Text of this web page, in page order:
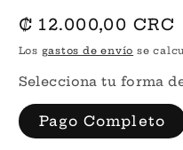
Precio
habitual
₡ 12.000,00 CRC
Los gastos de envío se
Selecciona tu forma
Pago Completo